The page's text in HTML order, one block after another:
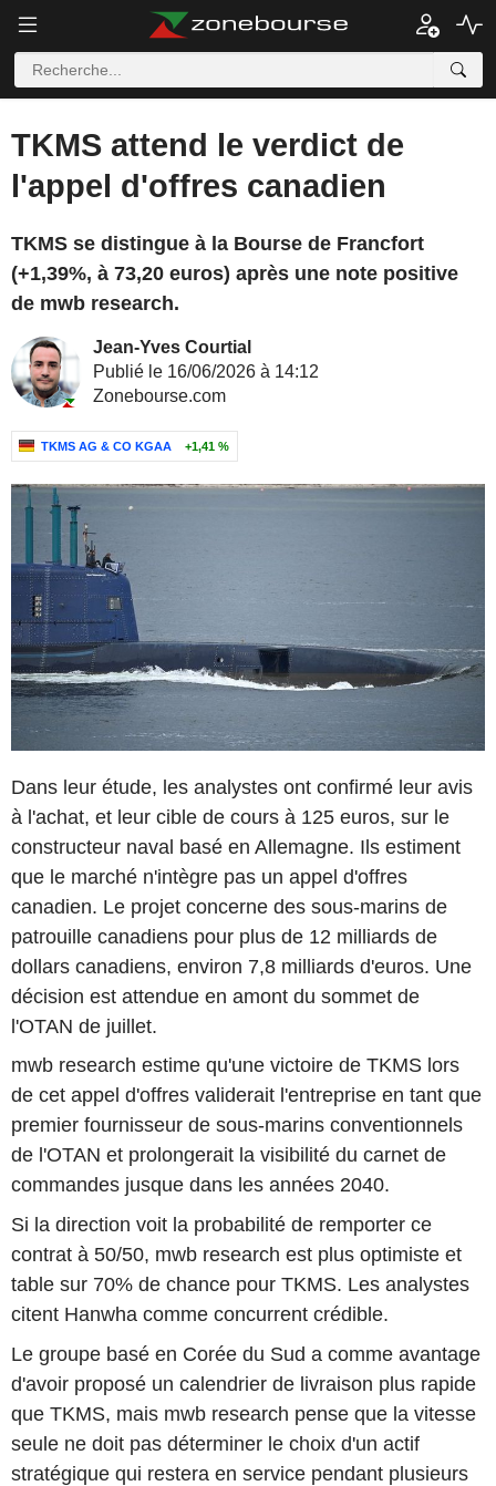
TKMS attend le verdict de
l'appel d'offres canadien
TKMS se distingue à la Bourse de Francfort
(+1,39%, à 73,20 euros) après une note positive
de mwb research.
Jean-Yves Courtial
Publié le 16/06/2026 à 14:12
Zonebourse.com
TKMS AG & CO KGAA +1,41 %
Dans leur étude, les analystes ont confirmé leur avis
à l'achat, et leur cible de cours à 125 euros, sur le
constructeur naval basé en Allemagne. Ils estiment
que le marché n'intègre pas un appel d'offres
canadien. Le projet concerne des sous-marins de
patrouille canadiens pour plus de 12 milliards de
dollars canadiens, environ 7,8 milliards d'euros. Une
décision est attendue en amont du sommet de
l'OTAN de juillet.
mwb research estime qu'une victoire de TKMS lors
de cet appel d'offres validerait l'entreprise en tant que
premier fournisseur de sous-marins conventionnels
de l'OTAN et prolongerait la visibilité du carnet de
commandes jusque dans les années 2040.
Si la direction voit la probabilité de remporter ce
contrat à 50/50, mwb research est plus optimiste et
table sur 70% de chance pour TKMS. Les analystes
citent Hanwha comme concurrent crédible.
Le groupe basé en Corée du Sud a comme avantage
d'avoir proposé un calendrier de livraison plus rapide
que TKMS, mais mwb research pense que la vitesse
seule ne doit pas déterminer le choix d'un actif
stratégique qui restera en service pendant plusieurs